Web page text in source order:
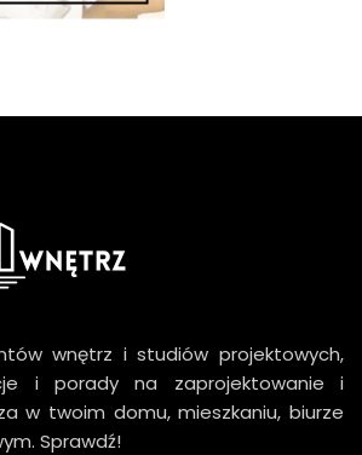
wnętrz i studiów projektowych,
i porady na zaprojektowanie i
w twoim domu, mieszkaniu, biurze
Sprawdź!